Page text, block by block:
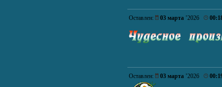
Оставлен: 03 марта ’2026
Оставлен: 03 марта ’2026